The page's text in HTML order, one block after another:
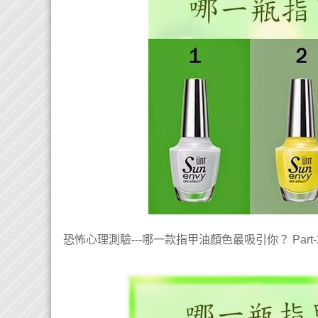
恐怖心理測驗---哪一款指甲油顏色最吸引你？